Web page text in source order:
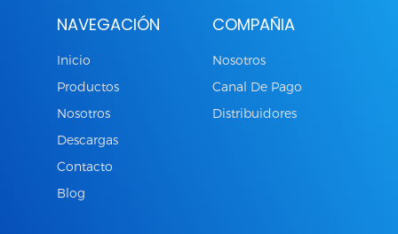
NAVEGACIÓN
Inicio
Productos
Nosotros
Descargas
Contacto
Blog
COMPAÑIA
Nosotros
Canal De Pago
Distribuidores